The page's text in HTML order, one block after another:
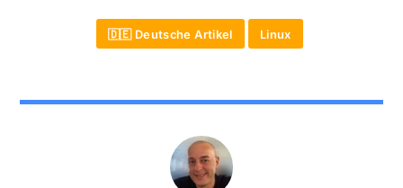
🇩🇪 Deutsche Artikel Linux